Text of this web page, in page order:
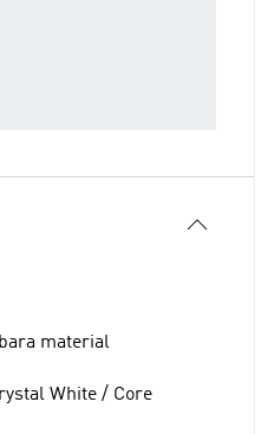
material
White / Core